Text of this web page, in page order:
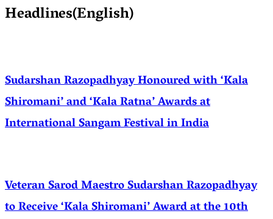
Headlines(English)
Sudarshan Razopadhyay Honoured with ‘Kala
Shiromani’ and ‘Kala Ratna’ Awards at
International Sangam Festival in India
Veteran Sarod Maestro Sudarshan Razopadhyay
to Receive ‘Kala Shiromani’ Award at the 10th